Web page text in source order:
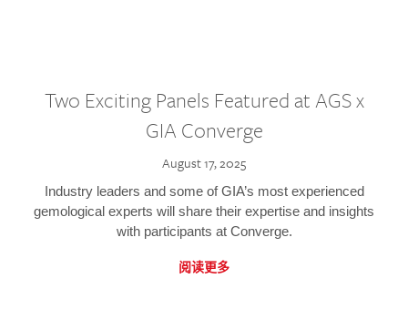
Two Exciting Panels Featured at AGS x
GIA Converge
August 17, 2025
Industry leaders and some of GIA’s most experienced
gemological experts will share their expertise and insights
with participants at Converge.
阅读更多